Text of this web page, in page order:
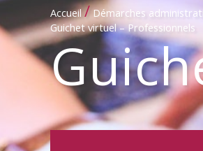
Accueil / Démarches
Guichet virtuel – Professionnels